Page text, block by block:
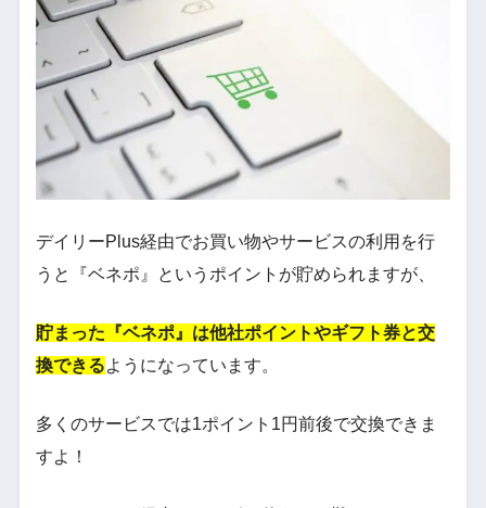
デイリーPlus経由でお買い物やサービスの利用を行
うと『ベネポ』というポイントが貯められますが、
貯まった『ベネポ』は他社ポイントやギフト券と交
換できるようになっています。
多くのサービスでは1ポイント1円前後で交換できま
すよ！